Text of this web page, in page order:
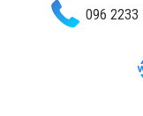
096 2233